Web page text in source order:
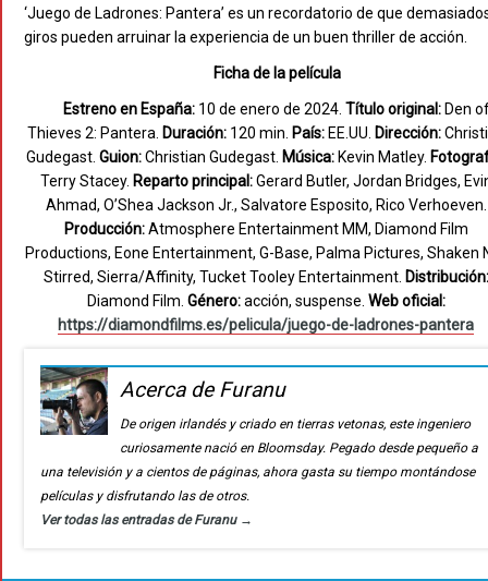
‘Juego de Ladrones: Pantera’ es un recordatorio de que
giros pueden arruinar la experiencia de un buen thriller de acción.
Ficha de la película
Estreno en España: 10 de enero de 2024. Título original: Den
Thieves 2: Pantera. Duración:120 min. País:EE.UU. Dirección:
Gudegast. Guion:Christian Gudegast. Música: Kevin Matley.
Terry Stacey. Reparto principal:Gerard Butler, Jordan Bridges,
Ahmad, O’Shea Jackson Jr., Salvatore Esposito, Rico Verhoeven.
Producción:Atmosphere Entertainment MM, Diamond Film
Productions, Eone Entertainment, G-Base, Palma Pictures, Shaken
Stirred, Sierra/Affinity, Tucket Tooley Entertainment. Distribución:
Diamond Film. Género:acción, suspense. Web oficial:
https://diamondfilms.es/pelicula/juego-de-ladrones-pantera
Acerca de Furanu
De origen irlandés y criado en tierras vetonas, este ingeniero
curiosamente nació en Bloomsday. Pegado desde pequeño a
una televisión y a cientos de páginas, ahora gasta su tiempo montándose
películas y disfrutando las de otros.
Ver todas las entradas de Furanu →